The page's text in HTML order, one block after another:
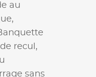
au
recul,
sans